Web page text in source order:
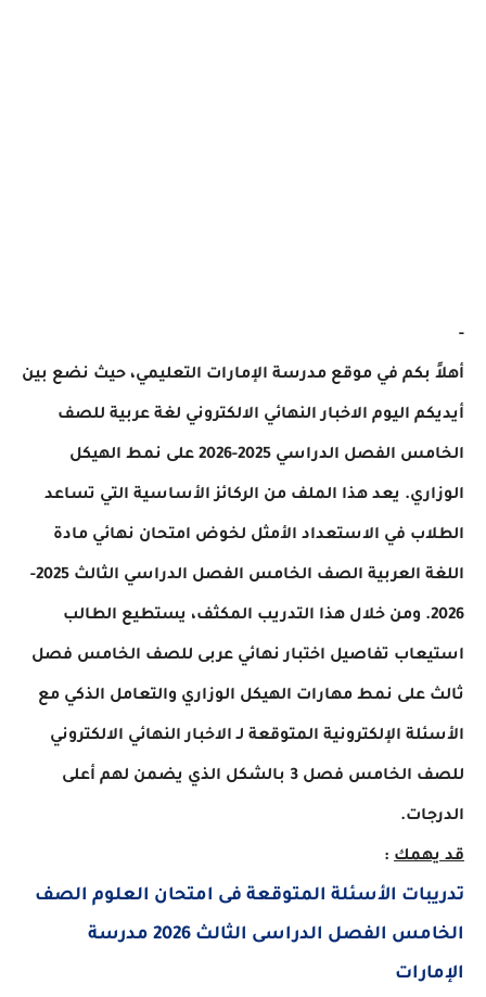
بكم في موقع مدرسة الإمارات التعليمي، حيث نضع بين
اليوم الاخبار النهائي الالكتروني لغة عربية للصف
الخامس الفصل الدراسي 2025-2026 على نمط الهيكل
يعد هذا الملف من الركائز الأساسية التي تساعد
في الاستعداد الأمثل لخوض امتحان نهائي مادة
اللغة العربية الصف الخامس الفصل الدراسي الثالث 2025-
2026. ومن خلال هذا التدريب المكثف، يستطيع الطالب
تفاصيل اختبار نهائي عربى للصف الخامس فصل
على نمط مهارات الهيكل الوزاري والتعامل الذكي مع
الإلكترونية المتوقعة لـ الاخبار النهائي الالكتروني
للصف الخامس فصل 3 بالشكل الذي يضمن لهم أعلى
:
الأسئلة المتوقعة فى امتحان العلوم الصف
الخامس الفصل الدراسى الثالث 2026 مدرسة